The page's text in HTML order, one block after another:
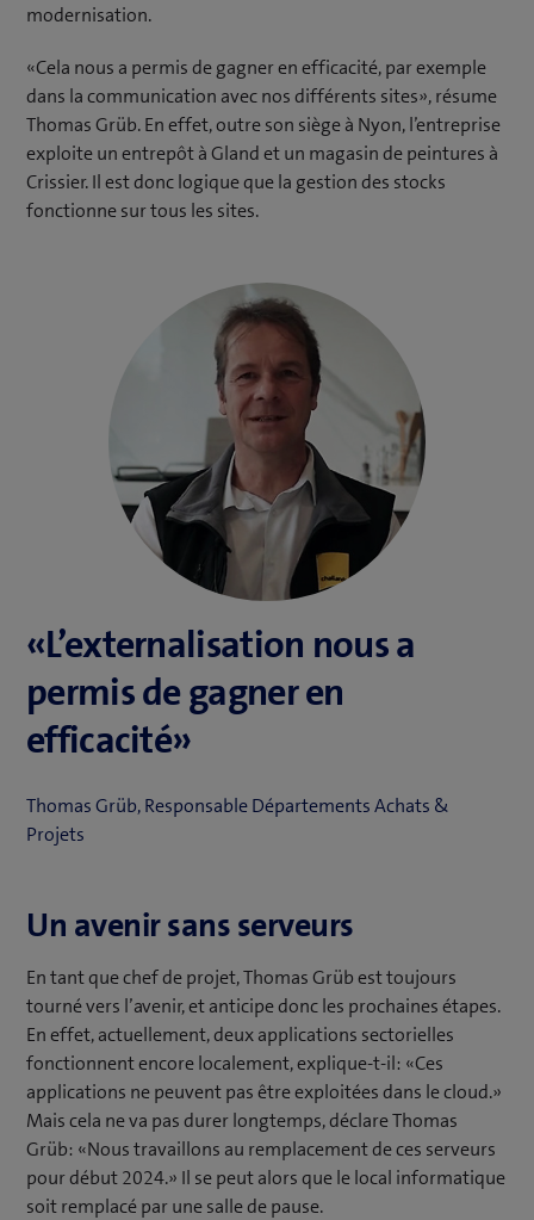
modernisation.
«Cela nous a permis de gagner en efficacité, par exemple
dans la communication avec nos différents sites», résume
Thomas Grüb. En effet, outre son siège à Nyon, l’entreprise
exploite un entrepôt à Gland et un magasin de peintures à
Crissier. Il est donc logique que la gestion des stocks
fonctionne sur tous les sites.
«L’externalisation nous a
permis de gagner en
efficacité»
Thomas Grüb, Responsable Départements Achats &
Projets
Un avenir sans serveurs
En tant que chef de projet, Thomas Grüb est toujours
tourné vers l’avenir, et anticipe donc les prochaines étapes.
En effet, actuellement, deux applications sectorielles
fonctionnent encore localement, explique-t-il: «Ces
applications ne peuvent pas être exploitées dans le cloud.»
Mais cela ne va pas durer longtemps, déclare Thomas
Grüb: «Nous travaillons au remplacement de ces serveurs
pour début 2024.» Il se peut alors que le local informatique
soit remplacé par une salle de pause.